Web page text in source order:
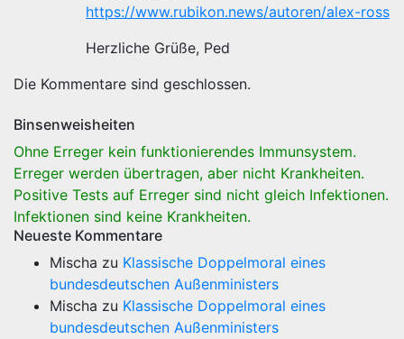
https://www.rubikon.news/autoren/alex-ross
Herzliche Grüße, Ped
Die Kommentare sind geschlossen.
Binsenweisheiten
Ohne Erreger kein funktionierendes Immunsystem.
Erreger werden übertragen, aber nicht Krankheiten.
Positive Tests auf Erreger sind nicht gleich Infektionen.
Infektionen sind keine Krankheiten.
Neueste Kommentare
Mischa zu Klassische Doppelmoral eines
bundesdeutschen Außenministers
Mischa zu Klassische Doppelmoral eines
bundesdeutschen Außenministers